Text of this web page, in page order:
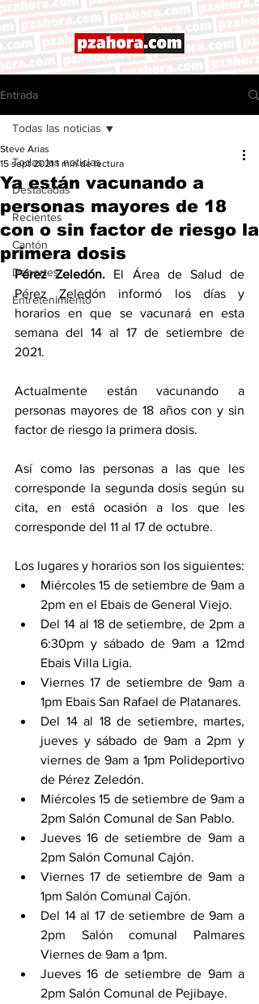
Entrada
Todas las noticias
Destacadas
Recientes
Cantón
Deportes
Entretenimiento
Todas las noticias
Ya están vacunando a
personas mayores de 18
con o sin factor de riesgo la
primera dosis
Steve Arias
15 sept 2021 1 min de lectura
Pérez Zeledón. El Área de Salud de
Pérez Zeledón informó los días y
horarios en que se vacunará en esta
semana del 14 al 17 de setiembre de
2021.
Actualmente están vacunando a
personas mayores de 18 años con y sin
factor de riesgo la primera dosis.
Así como las personas a las que les
corresponde la segunda dosis según su
cita, en está ocasión a los que les
corresponde del 11 al 17 de octubre.
Miércoles 15 de setiembre de 9am a
2pm en el Ebais de General Viejo.
Del 14 al 18 de setiembre, de 2pm a
6:30pm y sábado de 9am a 12md
Ebais Villa Ligia.
Viernes 17 de setiembre de 9am a
1pm Ebais San Rafael de Platanares.
Del 14 al 18 de setiembre, martes,
jueves y sábado de 9am a 2pm y
viernes de 9am a 1pm Polideportivo
de Pérez Zeledón.
Miércoles 15 de setiembre de 9am a
2pm Salón Comunal de San Pablo.
Jueves 16 de setiembre de 9am a
2pm Salón Comunal Cajón.
Viernes 17 de setiembre de 9am a
1pm Salón Comunal Cajón.
Del 14 al 17 de setiembre de 9am a
2pm Salón comunal Palmares
Viernes de 9am a 1pm.
Jueves 16 de setiembre de 9am a
2pm Salón Comunal de Pejibaye.